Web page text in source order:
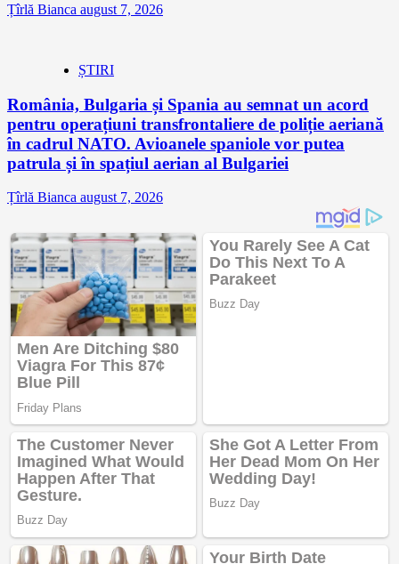
Țîrlă Bianca august 7, 2026
ȘTIRI
România, Bulgaria și Spania au semnat un acord
pentru operațiuni transfrontaliere de poliție aeriană
în cadrul NATO. Avioanele spaniole vor putea
patrula și în spațiul aerian al Bulgariei
Țîrlă Bianca august 7, 2026